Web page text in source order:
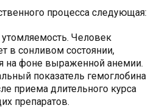
процесса следующая:
утомляемость. Человек
в сонливом состоянии,
на фоне выраженной анемии.
показатель гемоглобина
приема длительного курса
препаратов.